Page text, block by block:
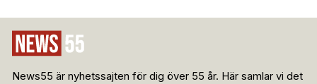
News55 är nyhetssajten för dig över 55 år. Här samlar vi det